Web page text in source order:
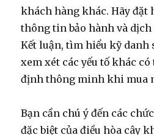
khách hàng khác. Hãy đặt
thông tin bảo hành và dịch
Kết luận, tìm hiểu kỹ danh
xem xét các yếu tố khác
định thông minh khi mua
Bạn cần chú ý đến các
đặc biệt của điều hòa cây